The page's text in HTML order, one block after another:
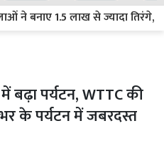
ने बनाए 1.5 लाख से ज्यादा तिरंगे,
बढ़ा पर्यटन, WTTC की
के पर्यटन में जबरदस्त